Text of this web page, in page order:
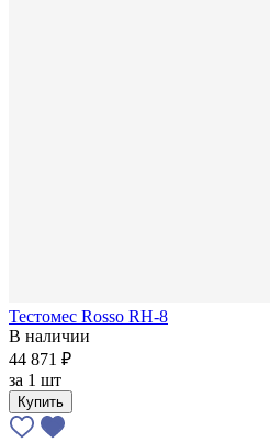
Тестомес Rosso RH-8
В наличии
44 871 ₽
за 1 шт
Купить